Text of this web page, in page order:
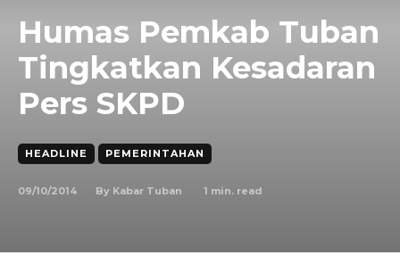
Humas Pemkab Tuban
Tingkatkan Kesadaran
Pers SKPD
HEADLINE PEMERINTAHAN
09/10/2014 By Kabar Tuban 1 min. read